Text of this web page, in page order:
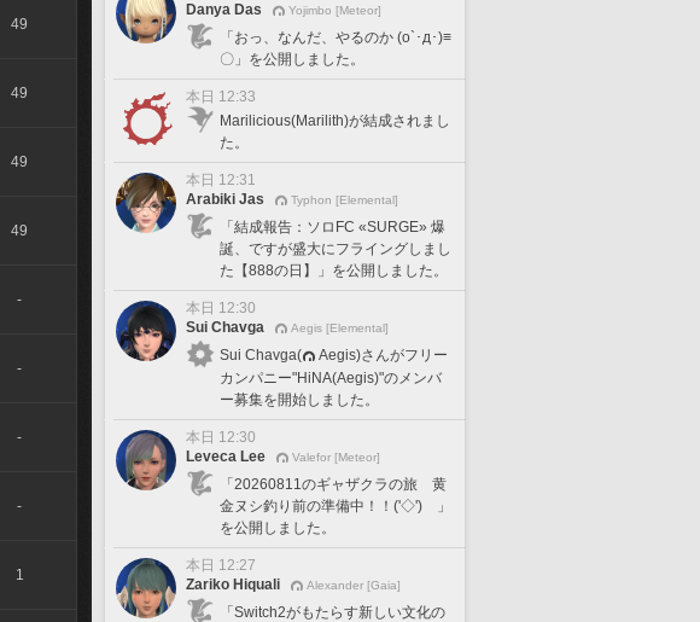
49
49
49
49
-
-
-
-
1
Danya Das
Yojimbo [Meteor]
「おっ、なんだ、やるのか (o`･д･)≡
〇」を公開しました。
本日 12:33
Marilicious(Marilith)が結成されまし
た。
本日 12:31
Arabiki Jas
Typhon [Elemental]
「結成報告：ソロFC «SURGE» 爆
誕、ですが盛大にフライングしまし
た【888の日】」を公開しました。
本日 12:30
Sui Chavga
Aegis [Elemental]
Sui Chavga(
Aegis)さんがフリー
カンパニー"HiNA(Aegis)"のメンバ
ー募集を開始しました。
本日 12:30
Leveca Lee
Valefor [Meteor]
「20260811のギャザクラの旅 黄
金ヌシ釣り前の準備中！！('◇')ゞ」
を公開しました。
本日 12:27
Zariko Hiquali
Alexander [Gaia]
「Switch2がもたらす新しい文化の